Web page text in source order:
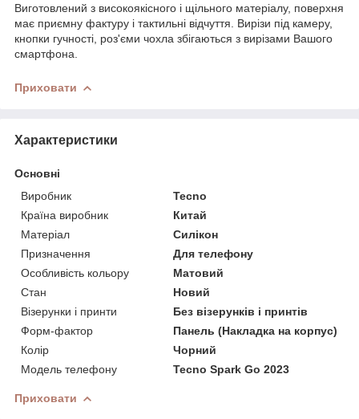
Виготовлений з високоякісного і щільного матеріалу, поверхня
має приємну фактуру і тактильні відчуття. Вирізи під камеру,
кнопки гучності, роз'єми чохла збігаються з вирізами Вашого
смартфона.
Приховати
Характеристики
Основні
Виробник
Tecno
Країна виробник
Китай
Матеріал
Силікон
Призначення
Для телефону
Особливість кольору
Матовий
Стан
Новий
Візерунки і принти
Без візерунків і принтів
Форм-фактор
Панель (Накладка на корпус)
Колір
Чорний
Модель телефону
Tecno Spark Go 2023
Приховати